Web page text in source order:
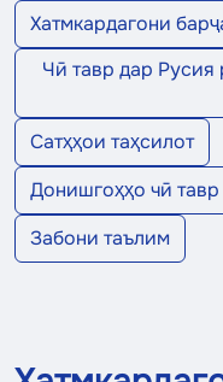
Хатмкардагони
Чӣ тавр дар Русия
Сатҳҳои таҳсилот
Донишгоҳҳо чӣ
Забони таълим